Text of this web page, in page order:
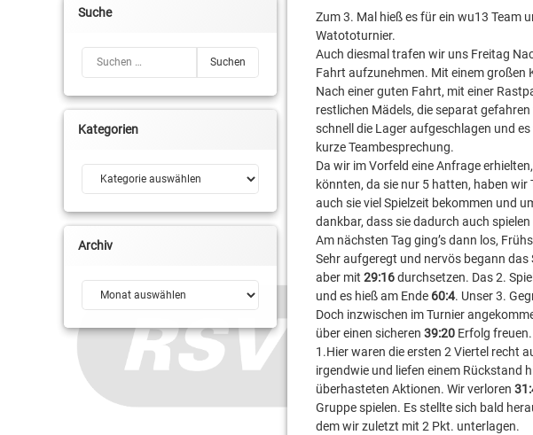
Zum 3. Mal hieß es für ein wu13 Team
Watototurnier.
Auch diesmal trafen wir uns Freitag
Fahrt aufzunehmen. Mit einem großen
Nach einer guten Fahrt, mit einer
restlichen Mädels, die separat
schnell die Lager aufgeschlagen und
kurze Teambesprechung.
Da wir im Vorfeld eine Anfrage
könnten, da sie nur 5 hatten, haben
auch sie viel Spielzeit bekommen und
dankbar, dass sie dadurch auch
Am nächsten Tag ging’s dann los,
Sehr aufgeregt und nervös begann
aber mit 29:16durchsetzen. Das 2.
und es hieß am Ende 60:4. Unser 3.
Doch inzwischen im Turnier
über einen sicheren 39:20 Erfolg
1.Hier waren die ersten 2 Viertel recht
irgendwie und liefen einem Rückstand
überhasteten Aktionen. Wir verloren
Gruppe spielen. Es stellte sich bald
dem wir zuletzt mit 2 Pkt. unterlagen.
Suche
Kategorien
Kategorien
Archiv
Archiv